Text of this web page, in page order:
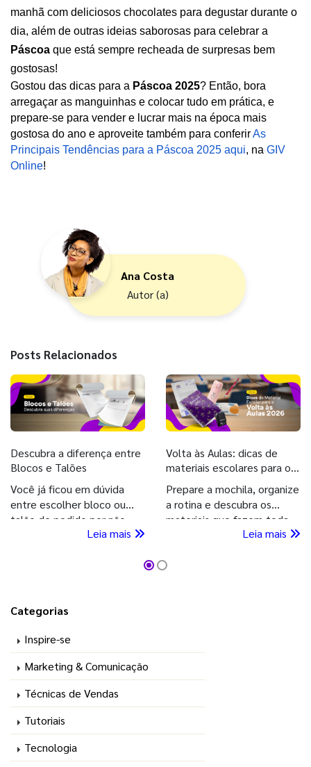
manhã com deliciosos chocolates para degustar durante o
Páscoa que está sempre recheada de surpresas bem
gostosas!
Gostou das dicas para a Páscoa 2025? Então, bora
arregaçar as manguinhas e colocar tudo em prática, e
prepare-se para vender e lucrar mais na época mais
gostosa do ano e aproveite também para conferirAs
Principais Tendências para a Páscoa 2025 aqui, na GIV
Online!
Ana Costa
Autor (a)
Posts Relacionados
Descubra a diferença entre
Blocos e Talões
Você já ficou em dúvida
entre escolher bloco ou
talão de pedido por não
conhecer bem a diferença
Leia mais
Volta às Aulas: dicas de
materiais escolares para o
2º semestre
Prepare a mochila, organize
a rotina e descubra os
materiais que fazem toda
diferença para começar o
pé direito. Confira!
Leia mais
Categorias
Inspire-se
Marketing & Comunicação
Técnicas de Vendas
Tutoriais
Tecnologia